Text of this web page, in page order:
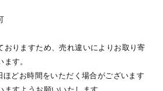
りますため、売れ違いによりお取り寄
す。
どお時間をいただく場合がございます